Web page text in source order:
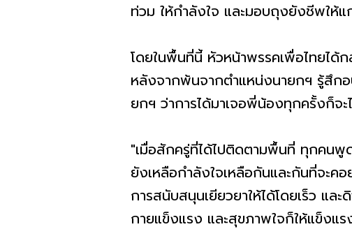
ท่วม ให้กำลังใจ และมอบถุงยังชีพให้
โดยในพื้นที่นี้ หัวหน้าพรรคเพื่อไทยได้
หลังจากพ้นจากตำแหน่งนายกฯ รู้สึก
ยกฯ ว่าการได้มาเจอพี่น้องทุกครั้งก็จ
"เมื่อสักครู่ที่ได้ไปติดตามพื้นที่ ทุกคนพูด
ยังเหลือกำลังใจเหลือกันและกันที่จะค
การสนับสนุนเยียวยาให้ได้โดยเร็ว แ
กายแข็งแรง และสุขภาพใจก็ให้แข็งแ